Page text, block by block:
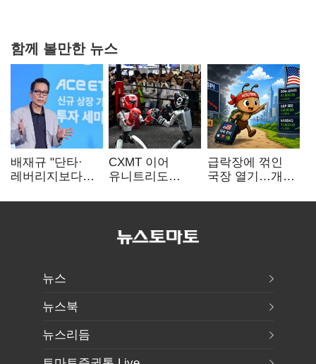
함께 볼만한 뉴스
배재규 "단타·
레버리지보다
장기투자…
CXMT 이어
유니트리도
영향 '촉각'
급락장에 꺾인
국장 열기…개인
해외로
뉴스
뉴스북
뉴스리듬